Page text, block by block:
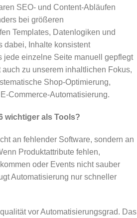
SEO- und Content-Abläufen
bei größeren
Templates, Datenlogiken und
dabei, Inhalte konsistent
jede einzelne Seite manuell gepflegt
zu unserem inhaltlichen Fokus,
Shop-Optimierung,
Commerce-Automatisierung.
wichtiger als Tools?
an fehlender Software, sondern an
Produktattribute fehlen,
oder Events nicht sauber
Automatisierung nur schneller
vor Automatisierungsgrad. Das